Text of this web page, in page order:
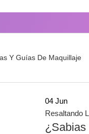
Y Guías De Maquillaje
04 Jun
Resaltando
¿Sabias